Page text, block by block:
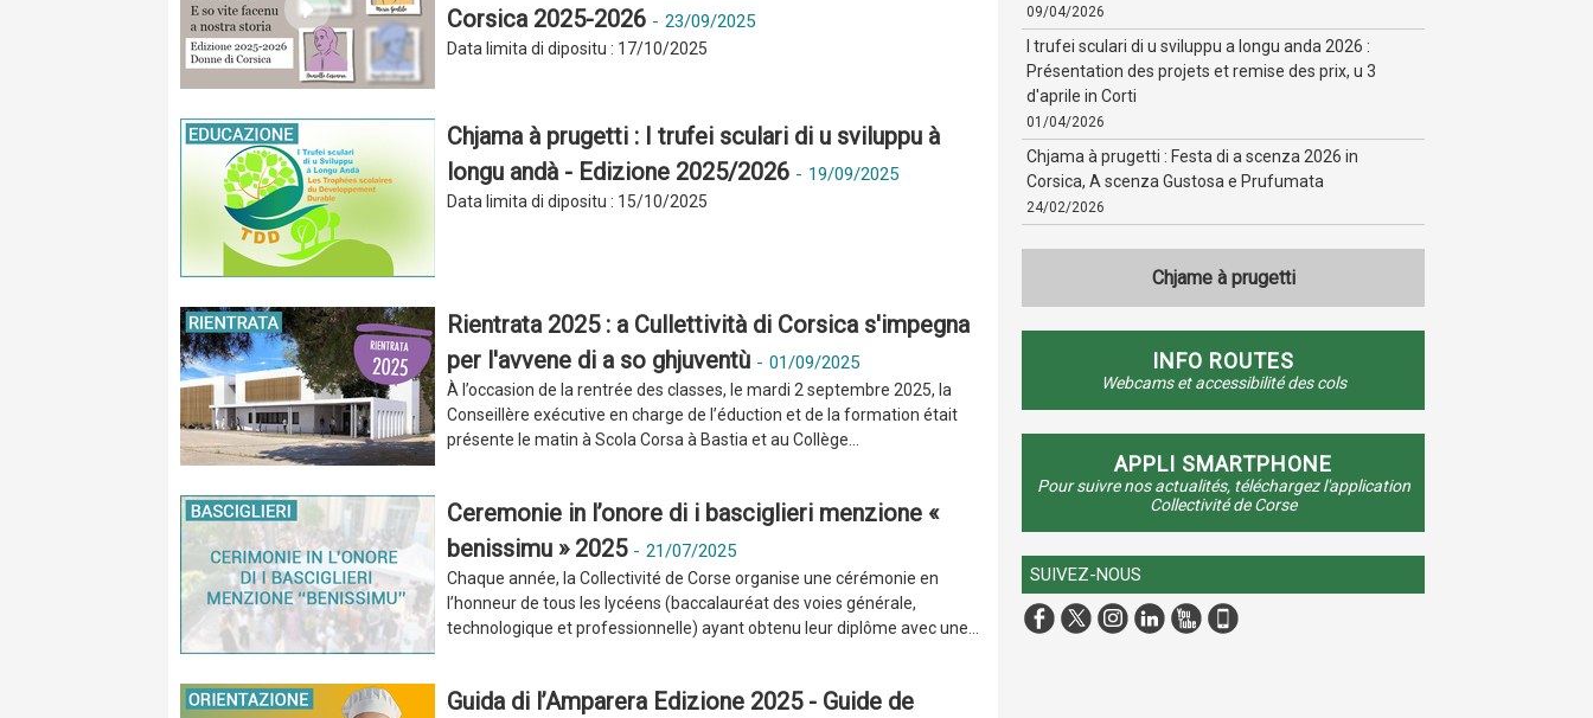
Corsica 2025-2026 - 23/09/2025
Data limita di dipositu : 17/10/2025
Chjama à prugetti : I trufei sculari di u sviluppu à
longu andà - Edizione 2025/2026 - 19/09/2025
Data limita di dipositu : 15/10/2025
Rientrata 2025 : a Cullettività di Corsica s'impegna
per l'avvene di a so ghjuventù - 01/09/2025
À l’occasion de la rentrée des classes, le mardi 2 septembre 2025, la
Conseillère exécutive en charge de l’éduction et de la formation était
présente le matin à Scola Corsa à Bastia et au Collège...
Ceremonie in l’onore di i basciglieri menzione «
benissimu » 2025 - 21/07/2025
Chaque année, la Collectivité de Corse organise une cérémonie en
l’honneur de tous les lycéens (baccalauréat des voies générale,
technologique et professionnelle) ayant obtenu leur diplôme avec une...
Guida di l’Amparera Edizione 2025 - Guide de
09/04/2026
I trufei sculari di u sviluppu a longu anda 2026 :
Présentation des projets et remise des prix, u 3
d'aprile in Corti
01/04/2026
Chjama à prugetti : Festa di a scenza 2026 in
Corsica, A scenza Gustosa e Prufumata
24/02/2026
Chjame à prugetti
INFO ROUTES
Webcams et accessibilité des cols
APPLI SMARTPHONE
Pour suivre nos actualités, téléchargez l'application
Collectivité de Corse
SUIVEZ-NOUS